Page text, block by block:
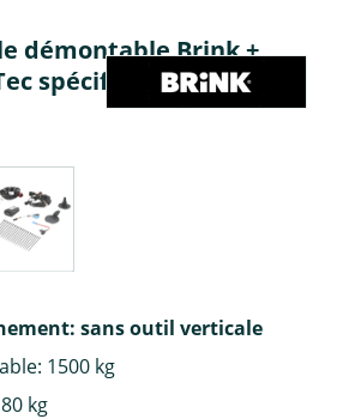
démontable Brink +
spécifique 7 broches -
sans outil verticale
1500 kg
kg